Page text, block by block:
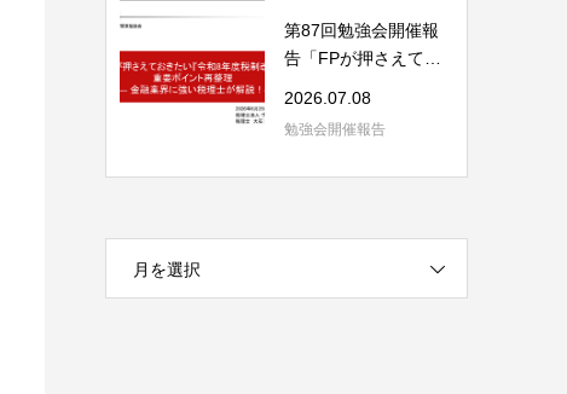
第87回勉強会開催報
告「FPが押さえてお
2026.07.08
勉強会開催報告
月を選択